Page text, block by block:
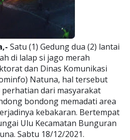
Satu (1) Gedung dua (2) lantai
di lalap si jago merah
dan Dinas Komunikasi
Natuna, hal tersebut
dari masyarakat
bondong memadati area
kebakaran. Bertempat
Ulu Kecamatan Bunguran
Sabtu 18/12/2021.